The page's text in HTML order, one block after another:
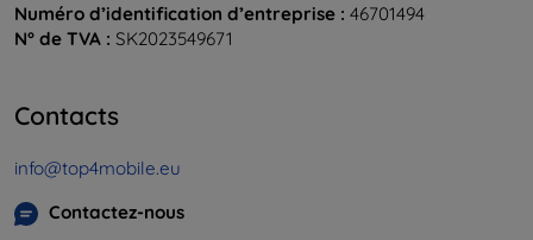
Numéro d’identification d’entreprise : 46701494
N° de TVA : SK2023549671
Contacts
info@top4mobile.eu
Contactez-nous